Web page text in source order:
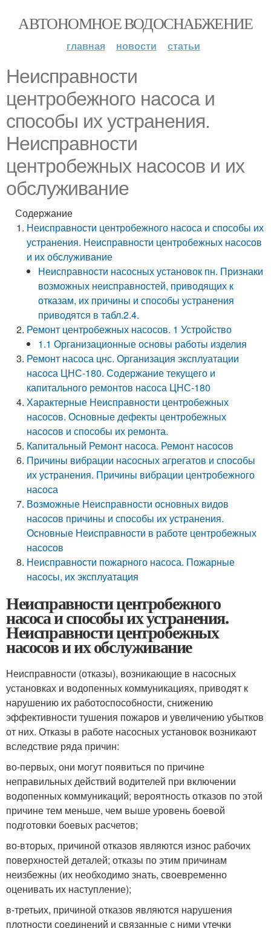
АВТОНОМНОЕ ВОДОСНАБЖЕНИЕ
главная новости статьи
Неисправности
центробежного насоса и
способы их устранения.
Неисправности
центробежных насосов и их
обслуживание
Содержание
Неисправности центробежного насоса и способы их
устранения. Неисправности центробежных насосов
и их обслуживание
Неисправности насосных установок пн. Признаки
возможных неисправностей, приводящих к
отказам, их причины и способы устранения
приводятся в табл.2.4.
Ремонт центробежных насосов. 1 Устройство
1.1 Организационные основы работы изделия
Ремонт насоса цнс. Организация эксплуатации
насоса ЦНС-180. Содержание текущего и
капитального ремонтов насоса ЦНС-180
Характерные Неисправности центробежных
насосов. Основные дефекты центробежных
насосов и способы их ремонта.
Капитальный Ремонт насоса. Ремонт насосов
Причины вибрации насосных агрегатов и способы
их устранения. Причины вибрации центробежного
насоса
Возможные Неисправности основных видов
насосов причины и способы их устранения.
Основные Неисправности в работе центробежных
насосов
Неисправности пожарного насоса. Пожарные
насосы, их эксплуатация
Неисправности центробежного
насоса и способы их устранения.
Неисправности центробежных
насосов и их обслуживание
Неисправности (отказы), возникающие в насосных
установках и водопенных коммуникациях, приводят к
нарушению их работоспособности, снижению
эффективности тушения пожаров и увеличению убытков
от них. Отказы в работе насосных установок возникают
вследствие ряда причин:
во-первых, они могут появиться по причине
неправильных действий водителей при включении
водопенных коммуникаций; вероятность отказов по этой
причине тем меньше, чем выше уровень боевой
подготовки боевых расчетов;
во-вторых, причиной отказов являются износ рабочих
поверхностей деталей; отказы по этим причинам
неизбежны (их необходимо знать, своевременно
оценивать их наступление);
в-третьих, причиной отказов являются нарушения
плотности соединений и связанные с ними утечки